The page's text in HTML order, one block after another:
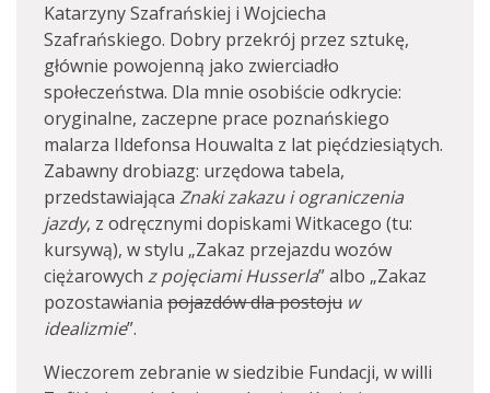
Katarzyny Szafrańskiej i Wojciecha
Szafrańskiego. Dobry przekrój przez sztukę,
głównie powojenną jako zwierciadło
społeczeństwa. Dla mnie osobiście odkrycie:
oryginalne, zaczepne prace poznańskiego
malarza Ildefonsa Houwalta z lat pięćdziesiątych.
Zabawny drobiazg: urzędowa tabela,
przedstawiająca Znaki zakazu i ograniczenia
jazdy, z odręcznymi dopiskami Witkacego (tu:
kursywą), w stylu „Zakaz przejazdu wozów
ciężarowych z pojęciami Husserla” albo „Zakaz
pozostawiania pojazdów dla postoju w
idealizmie”.
Wieczorem zebranie w siedzibie Fundacji, w willi